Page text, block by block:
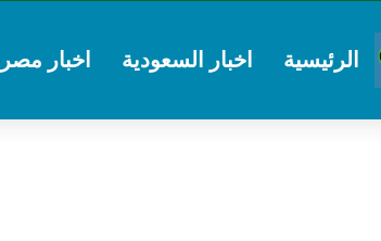
الرئيسية اخبار السعودية اخبار مصر